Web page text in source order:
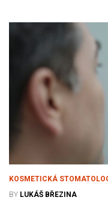
KOSMETICKÁ
BY LUKÁŠ BŘEZINA